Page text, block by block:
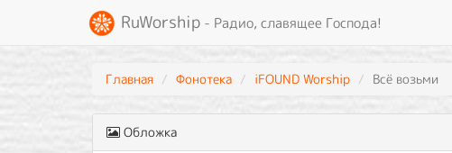
RuWorship - Радио, славящее Господа!
Главная Фонотека iFOUND Worship Всё возьми
Обложка